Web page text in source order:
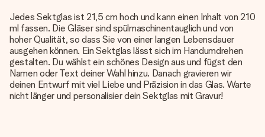
Jedes Sektglas ist 21,5 cm hoch und kann einen Inhalt von 210
ml fassen. Die Gläser sind spülmaschinentauglich und von
hoher Qualität, so dass Sie von einer langen Lebensdauer
ausgehen können. Ein Sektglas lässt sich im Handumdrehen
gestalten. Du wählst ein schönes Design aus und fügst den
Namen oder Text deiner Wahl hinzu. Danach gravieren wir
deinen Entwurf mit viel Liebe und Präzision in das Glas. Warte
nicht länger und personalisier dein Sektglas mit Gravur!